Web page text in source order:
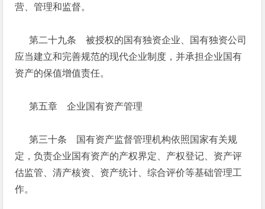
营、管理和监督。
第二十九条 被授权的国有独资企业、国有独资公司
应当建立和完善规范的现代企业制度，并承担企业国有
资产的保值增值责任。
第五章 企业国有资产管理
第三十条 国有资产监督管理机构依照国家有关规
定，负责企业国有资产的产权界定、产权登记、资产评
估监管、清产核资、资产统计、综合评价等基础管理工
作。